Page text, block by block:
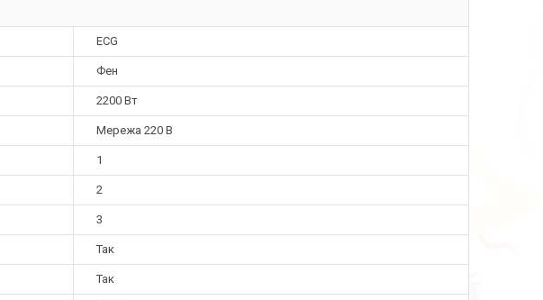
ECG
Фен
2200 Вт
Мережа 220 В
1
2
3
Так
Так